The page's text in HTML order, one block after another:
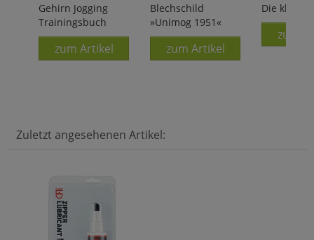
Gehirn Jogging
Trainingsbuch
zum Artikel
Blechschild
»Unimog 1951«
zum Artikel
Die kleine
zum
Zuletzt angesehenen Artikel: